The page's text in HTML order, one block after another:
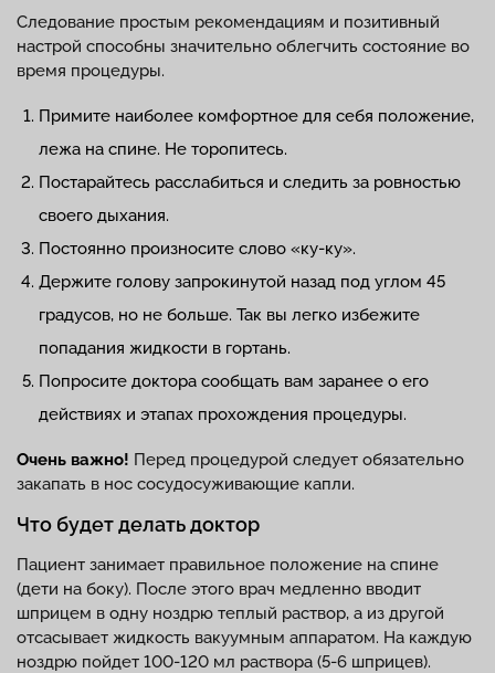
Следование простым рекомендациям и позитивный
настрой способны значительно облегчить состояние во
время процедуры.
Примите наиболее комфортное для себя положение,
лежа на спине. Не торопитесь.
Постарайтесь расслабиться и следить за ровностью
своего дыхания.
Постоянно произносите слово «ку-ку».
Держите голову запрокинутой назад под углом 45
градусов, но не больше. Так вы легко избежите
попадания жидкости в гортань.
Попросите доктора сообщать вам заранее о его
действиях и этапах прохождения процедуры.
Очень важно! Перед процедурой следует обязательно
закапать в нос сосудосуживающие капли.
Что будет делать доктор
Пациент занимает правильное положение на спине
(дети на боку). После этого врач медленно вводит
шприцем в одну ноздрю теплый раствор, а из другой
отсасывает жидкость вакуумным аппаратом. На каждую
ноздрю пойдет 100-120 мл раствора (5-6 шприцев).